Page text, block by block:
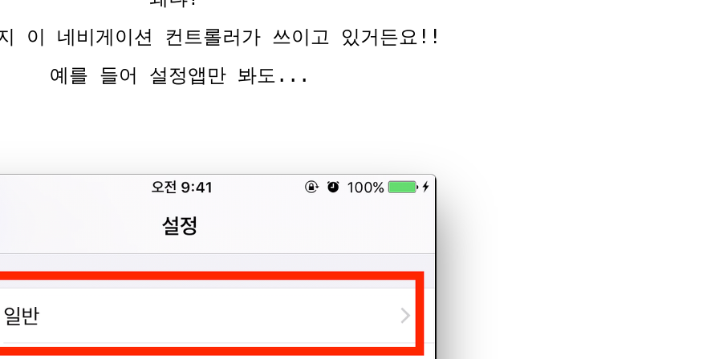
이 네비게이션 컨트롤러가 쓰이고 있거든요!!
예를 들어 설정앱만 봐도...